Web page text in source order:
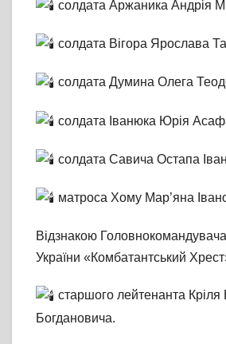
солдата Аржаника Андрія
солдата Вігора Ярослава
солдата Думина Олега
солдата Іванюка Юрія
солдата Савича Остапа
матроса Хому Мар’яна
Відзнакою
України «Комбатантський
старшого лейтенанта
Богдановича.